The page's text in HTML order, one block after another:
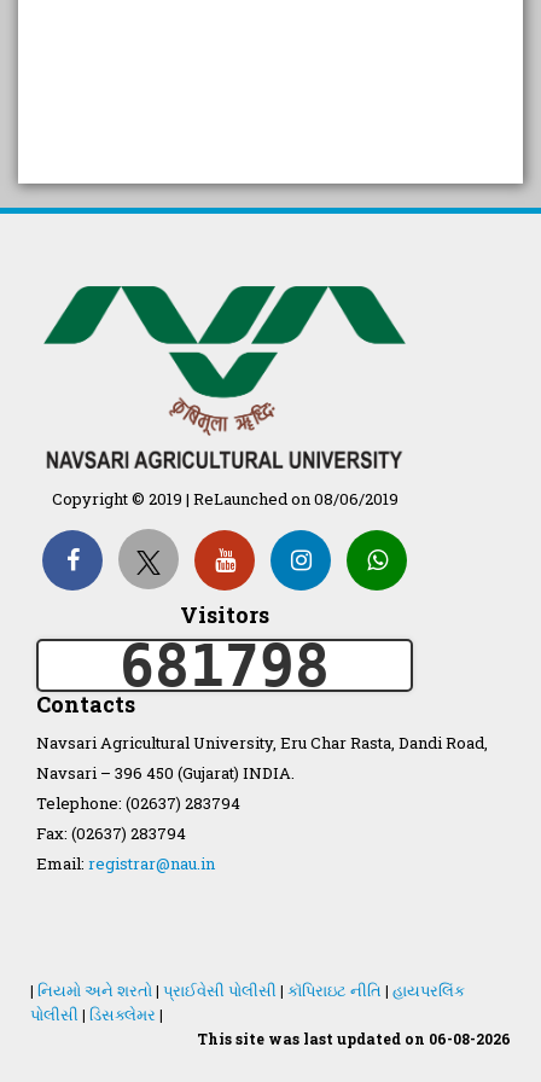
Arogya setu App information
in Gujarati
દેશી ગાય આધારિત પ્રાકૃતિક ખેતી
गुणवत्ता युक्त कृषि-शिक्षा एक पहल" - भारतीय
कृषि अनुसंधान परिषद की 25वीं अखिल
भारतीय कृषि प्रवेश परीक्षा 2020
Organization Structure
ખેડુત માર્ગદર્શિકા
Accreditation Certificate
Statastics
Copyright © 2019 | ReLaunched on 08/06/2019
Visitors
681798
Contacts
Navsari Agricultural University, Eru Char Rasta, Dandi Road,
Navsari – 396 450 (Gujarat) INDIA.
Telephone: (02637) 283794
Fax: (02637) 283794
Email: registrar@nau.in
| નિયમો અને શરતો| પ્રાઈવેસી પોલીસી | કૉપિરાઇટ નીતિ | હાયપરલિંક
પોલીસી | ડિસક્લેમર |
This site was last updated on 06-08-2026